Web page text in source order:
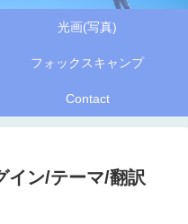
光画(写真)
フォックスキャンプ
Contact
ン/テーマ/翻訳